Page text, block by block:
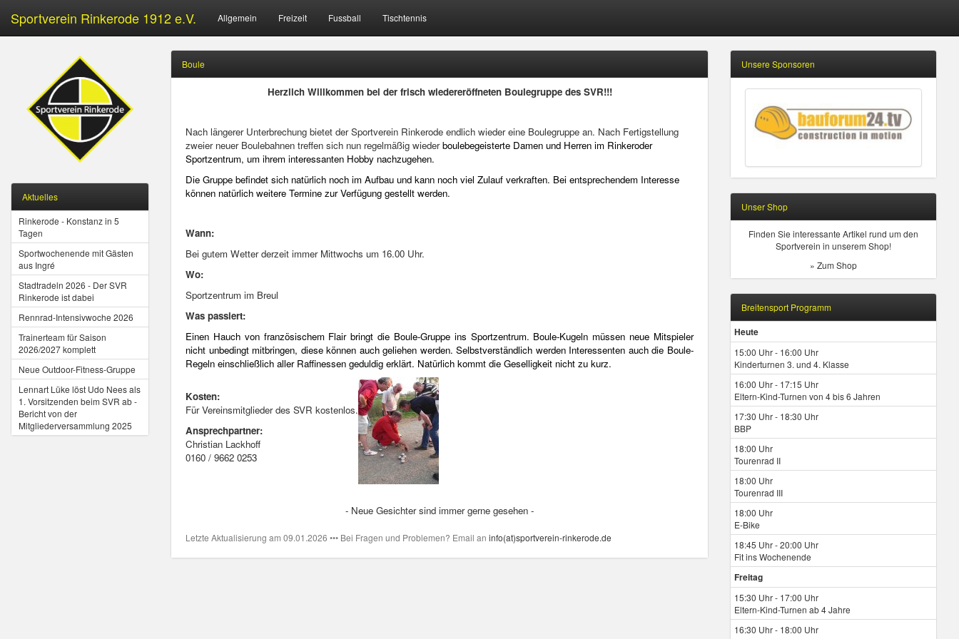
Sportverein Rinkerode 1912 e.V. Allgemein Freizeit Fussball Tischtennis
Aktuelles
Rinkerode - Konstanz in 5
Tagen
Sportwochenende mit Gästen
aus Ingré
Stadtradeln 2026 - Der SVR
Rinkerode ist dabei
Rennrad-Intensivwoche 2026
Trainerteam für Saison
2026/2027 komplett
Neue Outdoor-Fitness-Gruppe
Lennart Lüke löst Udo Nees als
1. Vorsitzenden beim SVR ab -
Bericht von der
Mitgliederversammlung 2025
Boule
Herzlich Willkommen bei der frisch wiedereröffneten Boulegruppe des SVR!!!
Nach längerer Unterbrechung bietet der Sportverein Rinkerode endlich wieder eine Boulegruppe an. Nach Fertigstellung
zweier neuer Boulebahnen treffen sich nun regelmäßig wiederboulebegeisterte Damen und Herren im Rinkeroder
Sportzentrum, um ihrem interessanten Hobby nachzugehen.
Die Gruppe befindet sich natürlich noch im Aufbau und kann noch viel Zulauf verkraften. Bei entsprechendem Interesse
können natürlich weitere Termine zur Verfügung gestellt werden.
Wann:
Bei gutem Wetter derzeit immer Mittwochs um 16.00 Uhr.
Wo:
Sportzentrum im Breul
Was passiert:
Einen Hauch von französischem Flair bringt die Boule-Gruppe ins Sportzentrum. Boule-Kugeln müssen neue Mitspieler
nicht unbedingt mitbringen, diese können auch geliehen werden. Selbstverständlich werden Interessenten auch die Boule-
Regeln einschließlich aller Raffinessen geduldig erklärt. Natürlich kommt die Geselligkeit nicht zu kurz.
Kosten:
Für Vereinsmitglieder des SVR kostenlos.
Ansprechpartner:
Christian Lackhoff
0160 / 9662 0253
- Neue Gesichter sind immer gerne gesehen -
Letzte Aktualisierung am 09.01.2026 ••• Bei Fragen und Problemen? Email an info(at)sportverein-rinkerode.de
Unsere Sponsoren
Unser Shop
Finden Sie interessante Artikel rund um den
Sportverein in unserem Shop!
» Zum Shop
Breitensport Programm
Heute
15:00 Uhr - 16:00 Uhr
Kinderturnen 3. und 4. Klasse
16:00 Uhr - 17:15 Uhr
Eltern-Kind-Turnen von 4 bis 6 Jahren
17:30 Uhr - 18:30 Uhr
BBP
18:00 Uhr
Tourenrad II
18:00 Uhr
Tourenrad III
18:00 Uhr
E-Bike
18:45 Uhr - 20:00 Uhr
Fit ins Wochenende
Freitag
15:30 Uhr - 17:00 Uhr
Eltern-Kind-Turnen ab 4 Jahre
16:30 Uhr - 18:00 Uhr